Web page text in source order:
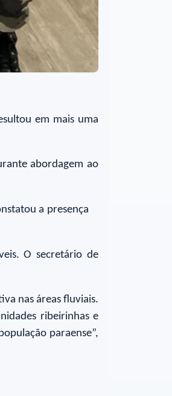
em mais uma
abordagem ao
a presença
O secretário de
nas áreas fluviais.
ribeirinhas e
paraense”,